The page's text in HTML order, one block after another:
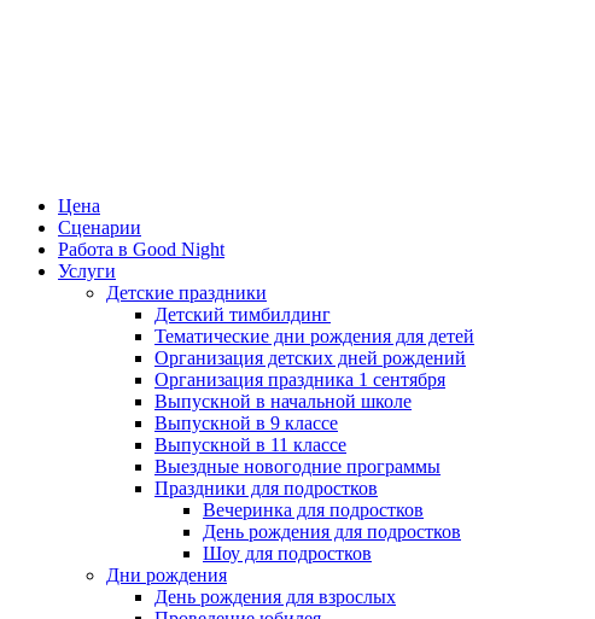
Цена
Сценарии
Работа в Good Night
Услуги
Детские праздники
Детский тимбилдинг
Тематические дни рождения для детей
Организация детских дней рождений
Организация праздника 1 сентября
Выпускной в начальной школе
Выпускной в 9 классе
Выпускной в 11 классе
Выездные новогодние программы
Праздники для подростков
Вечеринка для подростков
День рождения для подростков
Шоу для подростков
Дни рождения
День рождения для взрослых